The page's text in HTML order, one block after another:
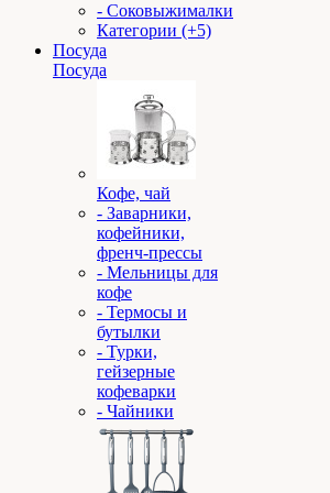
- Соковыжималки
Категории (+5)
Посуда
Посуда
Кофе, чай
- Заварники,
кофейники,
френч-прессы
- Мельницы для
кофе
- Термосы и
бутылки
- Турки,
гейзерные
кофеварки
- Чайники